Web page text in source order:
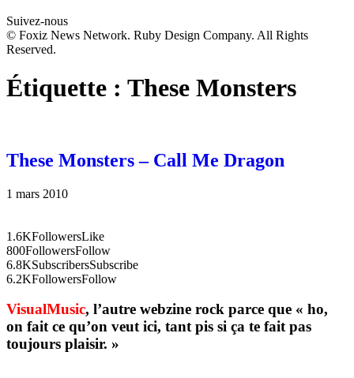
Suivez-nous
© Foxiz News Network. Ruby Design Company. All Rights
Reserved.
Étiquette : These Monsters
These Monsters – Call Me Dragon
1 mars 2010
1.6KFollowersLike
800FollowersFollow
6.8KSubscribersSubscribe
6.2KFollowersFollow
VisualMusic, l’autre webzine rock parce que « ho,
on fait ce qu’on veut ici, tant pis si ça te fait pas
toujours plaisir. »